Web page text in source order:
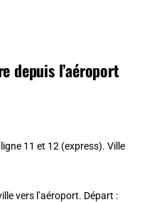
depuis l’aéroport
11 et 12 (express). Ville
vers l’aéroport. Départ :